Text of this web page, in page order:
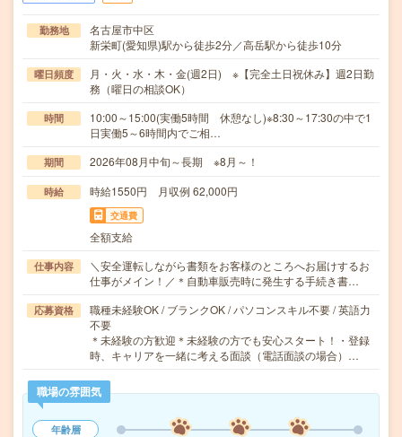
勤務地
名古屋市中区
新栄町(愛知県)駅から徒歩2分／高岳駅から徒歩10分
曜日頻度
月・火・水・木・金(週2日) ※【完全土日祝休み】週2日勤
務（曜日の相談OK）
時間
10:00～15:00(実働5時間 休憩なし)※8:30～17:30の中で1
日実働5～6時間内でご相…
期間 2026年08月中旬～長期 ※8月～！
時給 時給1550円 月収例 62,000円
交通費
全額支給
仕事内容
＼安全運転しながら書類をお客様のところへお届けするお
仕事がメイン！／＊自動車販売時に発生する手続き書…
応募資格
職種未経験OK / ブランクOK / パソコンスキル不要 / 英語力
不要
＊未経験の方歓迎＊未経験の方でも安心スタート！・登録
時、キャリアを一緒に考える面談（電話面談の場合）…
職場の雰囲気
年齢層